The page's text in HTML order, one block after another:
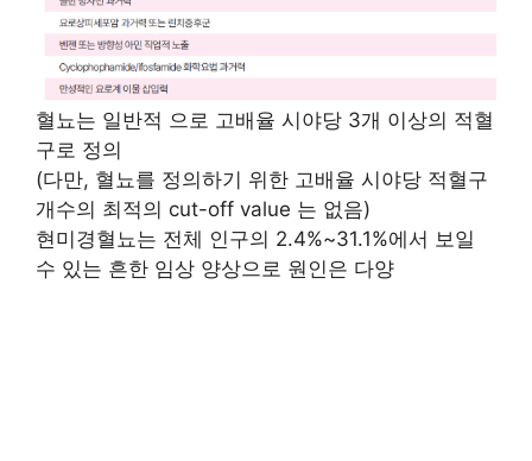
혈뇨는 일반적 으로 고배율 시야당 3개 이상의 적혈
구로 정의
(다만, 혈뇨를 정의하기 위한 고배율 시야당 적혈구
개수의 최적의 cut-off value 는 없음)
현미경혈뇨는 전체 인구의 2.4%~31.1%에서 보일
수 있는 흔한 임상 양상으로 원인은 다양